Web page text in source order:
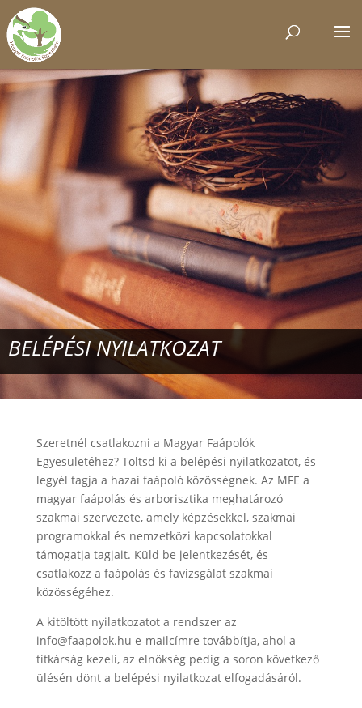
BELÉPÉSI NYILATKOZAT
Szeretnél csatlakozni a Magyar Faápolók
Egyesületéhez? Töltsd ki a belépési nyilatkozatot, és
legyél tagja a hazai faápoló közösségnek. Az MFE a
magyar faápolás és arborisztika meghatározó
szakmai szervezete, amely képzésekkel, szakmai
programokkal és nemzetközi kapcsolatokkal
támogatja tagjait. Küld be jelentkezését, és
csatlakozz a faápolás és favizsgálat szakmai
közösségéhez.
A kitöltött nyilatkozatot a rendszer az
info@faapolok.hu e-mailcímre továbbítja, ahol a
titkárság kezeli, az elnökség pedig a soron következő
ülésén dönt a belépési nyilatkozat elfogadásáról.